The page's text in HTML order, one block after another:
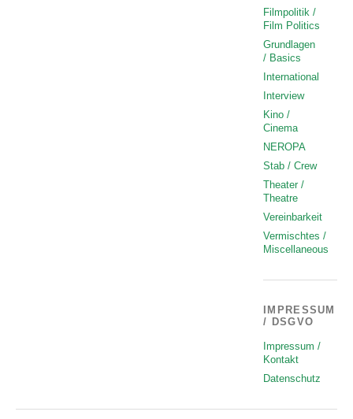
Filmpolitik /
Film Politics
Grundlagen
/ Basics
International
Interview
Kino /
Cinema
NEROPA
Stab / Crew
Theater /
Theatre
Vereinbarkeit
Vermischtes /
Miscellaneous
IMPRESSUM
/ DSGVO
Impressum /
Kontakt
Datenschutz